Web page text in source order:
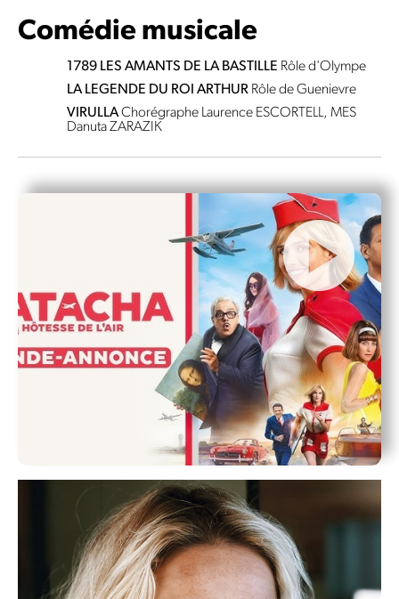
Comédie musicale
1789 LES AMANTS DE LA BASTILLE Rôle d'Olympe
LA LEGENDE DU ROI ARTHUR Rôle de Guenievre
VIRULLAChorégraphe Laurence ESCORTELL, MES
Danuta ZARAZIK